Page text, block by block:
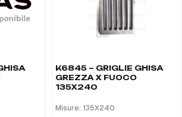
K6845 – GRIGLIE GHISA
GREZZA X FUOCO
135X240
Misure: 135X240